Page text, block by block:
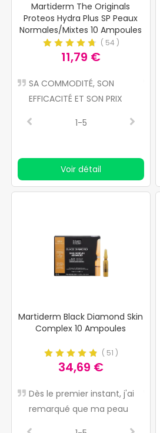
Martiderm The Originals
Proteos Hydra Plus SP Peaux
Normales/Mixtes 10 Ampoules
( 54 )
11,79 €
SA COMMODITÉ, SON
EFFICACITÉ ET SON PRIX
1-5
Voir détail
Martiderm Black Diamond Skin
Complex 10 Ampoules
( 51 )
34,69 €
Dès le premier instant, j'ai
remarqué que ma peau